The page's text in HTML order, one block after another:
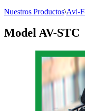
Nuestros Productos\Avi-
Model AV-STC